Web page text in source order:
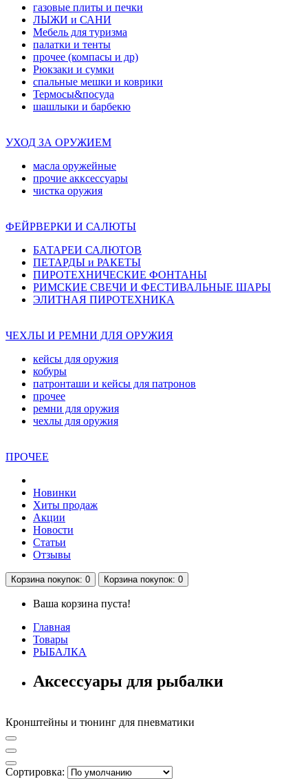
газовые плиты и печки
ЛЫЖИ и САНИ
Мебель для туризма
палатки и тенты
прочее (компасы и др)
Рюкзаки и сумки
спальные мешки и коврики
Термосы&посуда
шашлыки и барбекю
УХОД ЗА ОРУЖИЕМ
масла оружейные
прочие акксессуары
чистка оружия
ФЕЙРВЕРКИ И САЛЮТЫ
БАТАРЕИ САЛЮТОВ
ПЕТАРДЫ и РАКЕТЫ
ПИРОТЕХНИЧЕСКИЕ ФОНТАНЫ
РИМСКИЕ СВЕЧИ И ФЕСТИВАЛЬНЫЕ ШАРЫ
ЭЛИТНАЯ ПИРОТЕХНИКА
ЧЕХЛЫ И РЕМНИ ДЛЯ ОРУЖИЯ
кейсы для оружия
кобуры
патронташи и кейсы для патронов
прочее
ремни для оружия
чехлы для оружия
ПРОЧЕЕ
Новинки
Хиты продаж
Акции
Новости
Статьи
Отзывы
Корзина покупок: 0 Корзина покупок: 0
Ваша корзина пуста!
Главная
Товары
РЫБАЛКА
Аксессуары для рыбалки
Кронштейны и тюнинг для пневматики
Сортировка: